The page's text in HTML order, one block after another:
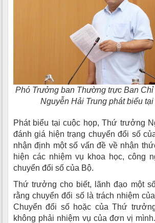
Phó Trưởng ban Thường trực Ban
Nguyễn Hải Trung phát biểu
Phát biểu tại cuộc họp, Thứ trưởng
đánh giá hiện trạng chuyển đổi số
nhận định một số vấn đề về nhận
hiện các nhiệm vụ khoa học, công
chuyển đổi số của Bộ.
Thứ trưởng cho biết, lãnh đạo một
rằng chuyển đổi số là trách nhiệm
Chuyển đổi số hoặc của Thứ
không phải nhiệm vụ của đơn vị